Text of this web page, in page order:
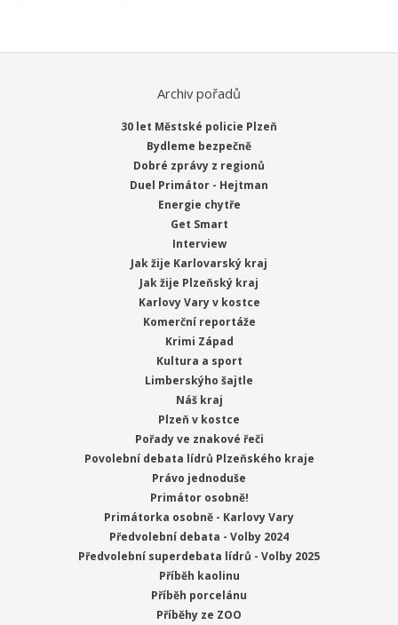
Archiv pořadů
30 let Městské policie Plzeň
Bydleme bezpečně
Dobré zprávy z regionů
Duel Primátor - Hejtman
Energie chytře
Get Smart
Interview
Jak žije Karlovarský kraj
Jak žije Plzeňský kraj
Karlovy Vary v kostce
Komerční reportáže
Krimi Západ
Kultura a sport
Limberskýho šajtle
Náš kraj
Plzeň v kostce
Pořady ve znakové řeči
Povolební debata lídrů Plzeňského kraje
Právo jednoduše
Primátor osobně!
Primátorka osobně - Karlovy Vary
Předvolební debata - Volby 2024
Předvolební superdebata lídrů - Volby 2025
Příběh kaolinu
Příběh porcelánu
Příběhy ze ZOO